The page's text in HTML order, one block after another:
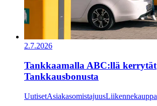
2.7.2026
Tankkaamalla ABC:llä kerrytät
Tankkausbonusta
UutisetAsiakasomistajuusLiikennekauppa